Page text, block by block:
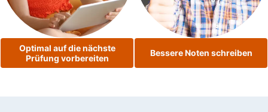
Optimal auf die nächste
Prüfung vorbereiten
Bessere Noten schreiben